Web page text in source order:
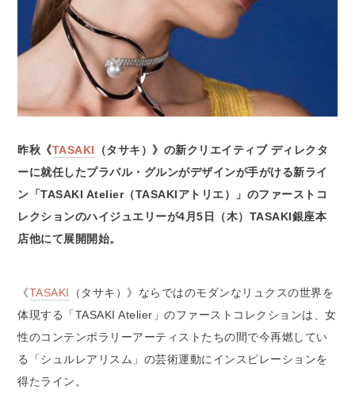
昨秋《TASAKI
（タサキ）》の新クリエイティブ ディレクタ
ーに就任したプラバル・グルンがデザインが手がける新ライ
ン「TASAKI Atelier（TASAKIアトリエ）」のファーストコ
レクションのハイジュエリーが4月5日（木）TASAKI銀座本
店他にて展開開始。
《TASAKI
（タサキ）》ならではのモダンなリュクスの世界を
体現する「TASAKI Atelier」のファーストコレクションは、女
性のコンテンポラリーアーティストたちの間で今再燃してい
る「シュルレアリスム」の芸術運動にインスピレーションを
得たライン。